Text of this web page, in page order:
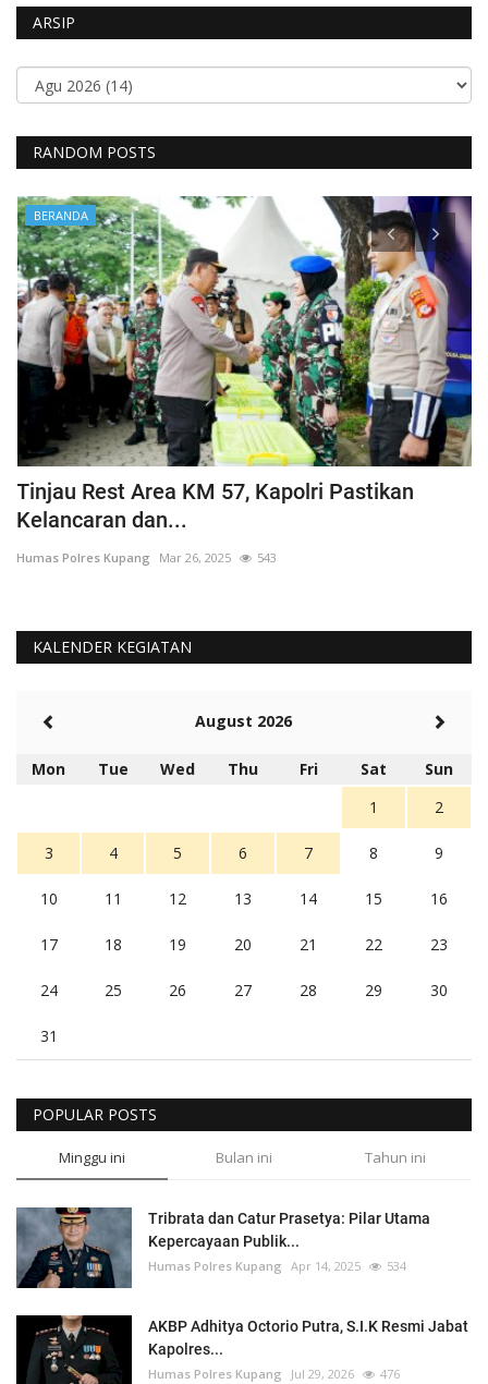
ARSIP
RANDOM POSTS
BERANDA
Tinjau Rest Area KM 57, Kapolri Pastikan
Kelancaran dan...
Humas Polres Kupang Mar 26, 2025 543
KALENDER KEGIATAN
August 2026
Mon Tue Wed Thu Fri Sat
Sun
1
2
3 4 5 6 7 8 9
10 11 12 13 14 15 16
17 18 19 20 21 22 23
24 25 26 27 28 29 30
31
POPULAR POSTS
Minggu ini Bulan ini Tahun ini
Tribrata dan Catur Prasetya: Pilar Utama
Kepercayaan Publik...
Humas Polres Kupang Apr 14, 2025 534
AKBP Adhitya Octorio Putra, S.I.K Resmi Jabat
Kapolres...
Humas Polres Kupang Jul 29, 2026 476